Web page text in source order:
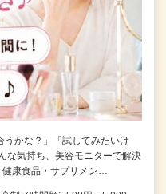
うかな？」「試してみたいけ
な気持ち、美容モニターで解決
康食品・サプリメン…